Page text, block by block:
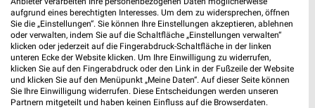
Jetzt alle "Fleisch & Wurst" Themen entdecken!
aufgrund eines berechtigten Interesses. Um dem zu widersprechen, öffnen
Sie die „Einstellungen“. Sie können Ihre Einstellungen akzeptieren, ablehnen
oder verwalten, indem Sie auf die Schaltfläche „Einstellungen verwalten“
klicken oder jederzeit auf die Fingerabdruck-Schaltfläche in der linken
unteren Ecke der Website klicken. Um Ihre Einwilligung zu widerrufen,
klicken Sie auf den Fingerabdruck oder den Link in der Fußzeile der Website
und klicken Sie auf den Menüpunkt „Meine Daten“. Auf dieser Seite können
Sie Ihre Einwilligung widerrufen. Diese Entscheidungen werden unseren
Partnern mitgeteilt und haben keinen Einfluss auf die Browserdaten.